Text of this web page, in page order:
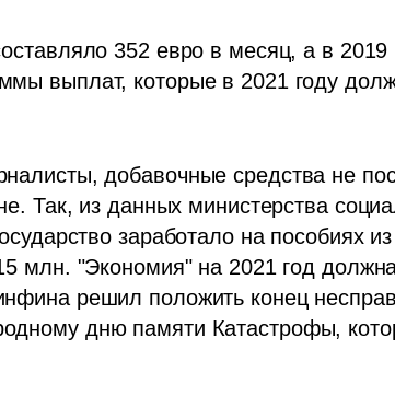
352 евро в месяц, а в
выплат, которые в 2021 году
добавочные средства не
Так, из данных министерства
заработало на пособиях
млн. "Экономия" на 2021 год
решил положить конец
дню памяти Катастрофы,